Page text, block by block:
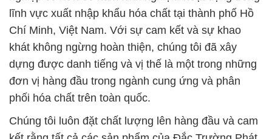
được sản xuất và đóng gói theo các tiêu chuẩn cao
nhất, nhằm đảm bảo an toàn và hiệu quả sử dụng
cho khách hàng. Chúng tôi coi đó là trách nhiệm và
cam kết của mình để đảm bảo rằng sản phẩm của
chúng tôi luôn đáp ứng hoặc vượt qua mong đợi
của khách hàng.
Một điểm đặc biệt của Công Ty Hóa Chất Đắc
Trường Phát chính là khả năng lắng nghe và hiểu rõ